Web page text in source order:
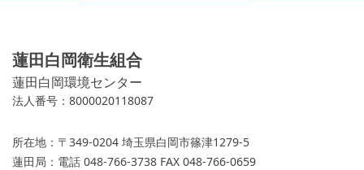
蓮田白岡衛生組合
蓮田白岡環境センター
法人番号：8000020118087
所在地： 〒349-0204 埼玉県白岡市篠津1279-5
蓮田局： 電話 048-766-3738 FAX 048-766-0659